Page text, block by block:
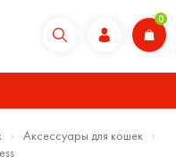
0
Аксессуары для кошек